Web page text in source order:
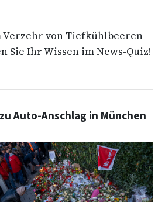
Verzehr von Tiefkühlbeeren
Sie Ihr Wissen im News-Quiz!
Auto-Anschlag in München